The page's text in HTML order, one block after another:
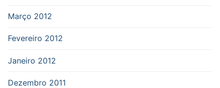
Março 2012
Fevereiro 2012
Janeiro 2012
Dezembro 2011